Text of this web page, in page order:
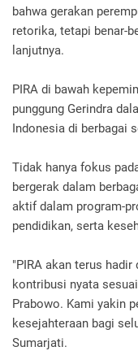
bahwa gerakan
retorika, tetapi benar-
lanjutnya.
PIRA di bawah
punggung Gerindra
Indonesia di berbagai
Tidak hanya fokus
bergerak dalam
aktif dalam program-
pendidikan, serta
"PIRA akan terus
kontribusi nyata
Prabowo. Kami yakin
kesejahteraan bagi
Sumarjati.